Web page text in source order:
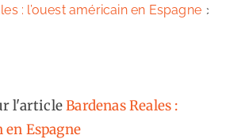
: l’ouest américain en Espagne >
l'articleBardenas Reales :
Espagne